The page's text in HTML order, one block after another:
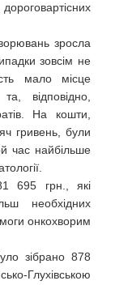
зросла
зовсім не
мало місце
відповідно,
На кошти,
гривень, були
час найбільше
695 грн., які
необхідних
онкохворим
зібрано 878
Глухівською